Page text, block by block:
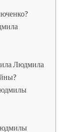
Людмила